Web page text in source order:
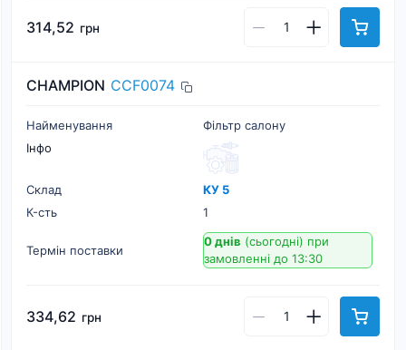
314,52 грн
CHAMPION CCF0074
Найменування
Фільтр салону
Інфо
Склад
КУ 5
К-cть
1
Термін поставки
0 днів (сьогодні) при
замовленні до 13:30
334,62 грн